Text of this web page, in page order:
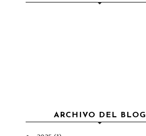
ARCHIVO DEL BLOG